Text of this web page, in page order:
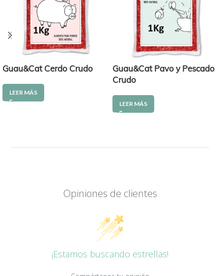
Guau&Cat Cerdo Crudo
LEER MÁS
Guau&Cat Pavo y Pescado
Crudo
LEER MÁS
Opiniones de clientes
¡Estamos buscando estrellas!